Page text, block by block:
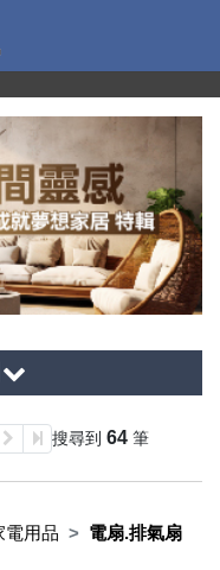
搜尋到 64 筆
電用品 電扇.排氣扇